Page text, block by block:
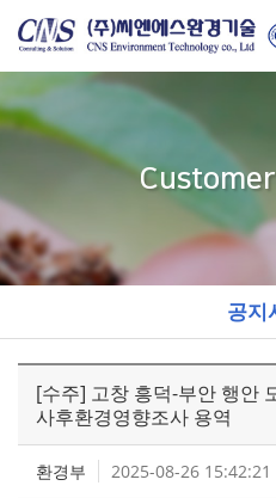
Customer
공지
[수주] 고창 흥덕-부안 행안
사후환경영향조사 용역
환경부 2025-08-26 15:42:21